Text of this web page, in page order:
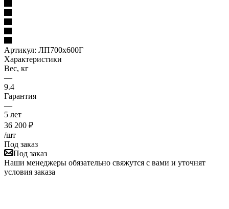
Артикул: ЛП700x600Г
Характеристики
Вес, кг
—
9.4
Гарантия
—
5 лет
36 200 ₽
/шт
Под заказ
Под заказ
Наши менеджеры обязательно свяжутся с вами и уточнят
условия заказа